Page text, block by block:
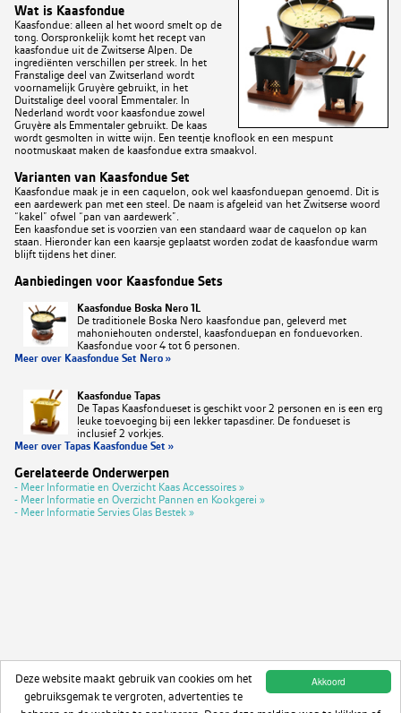
Akkoord
Deze website maakt gebruik van cookies om het
gebruiksgemak te vergroten, advertenties te
Wat is Kaasfondue
Kaasfondue: alleen al het woord smelt op de
tong. Oorspronkelijk komt het recept van
kaasfondue uit de Zwitserse Alpen. De
ingrediënten verschillen per streek. In het
Franstalige deel van Zwitserland wordt
voornamelijk Gruyère gebruikt, in het
Duitstalige deel vooral Emmentaler. In
Nederland wordt voor kaasfondue zowel
Gruyère als Emmentaler gebruikt. De kaas
wordt gesmolten in witte wijn. Een teentje knoflook en een mespunt
nootmuskaat maken de kaasfondue extra smaakvol.
Varianten van Kaasfondue Set
Kaasfondue maak je in een caquelon, ook wel kaasfonduepan genoemd. Dit is
een aardewerk pan met een steel. De naam is afgeleid van het Zwitserse woord
“kakel” ofwel “pan van aardewerk”.
Een kaasfondue set is voorzien van een standaard waar de caquelon op kan
staan. Hieronder kan een kaarsje geplaatst worden zodat de kaasfondue warm
blijft tijdens het diner.
Aanbiedingen voor Kaasfondue Sets
Kaasfondue Boska Nero 1L
De traditionele Boska Nero kaasfondue pan, geleverd met
mahoniehouten onderstel, kaasfonduepan en fonduevorken.
Kaasfondue voor 4 tot 6 personen.
Meer over Kaasfondue Set Nero »
Kaasfondue Tapas
De Tapas Kaasfondueset is geschikt voor 2 personen en is een erg
leuke toevoeging bij een lekker tapasdiner. De fondueset is
inclusief 2 vorkjes.
Meer over Tapas Kaasfondue Set »
Gerelateerde Onderwerpen
- Meer Informatie en Overzicht Kaas Accessoires »
- Meer Informatie en Overzicht Pannen en Kookgerei »
- Meer Informatie Servies Glas Bestek »